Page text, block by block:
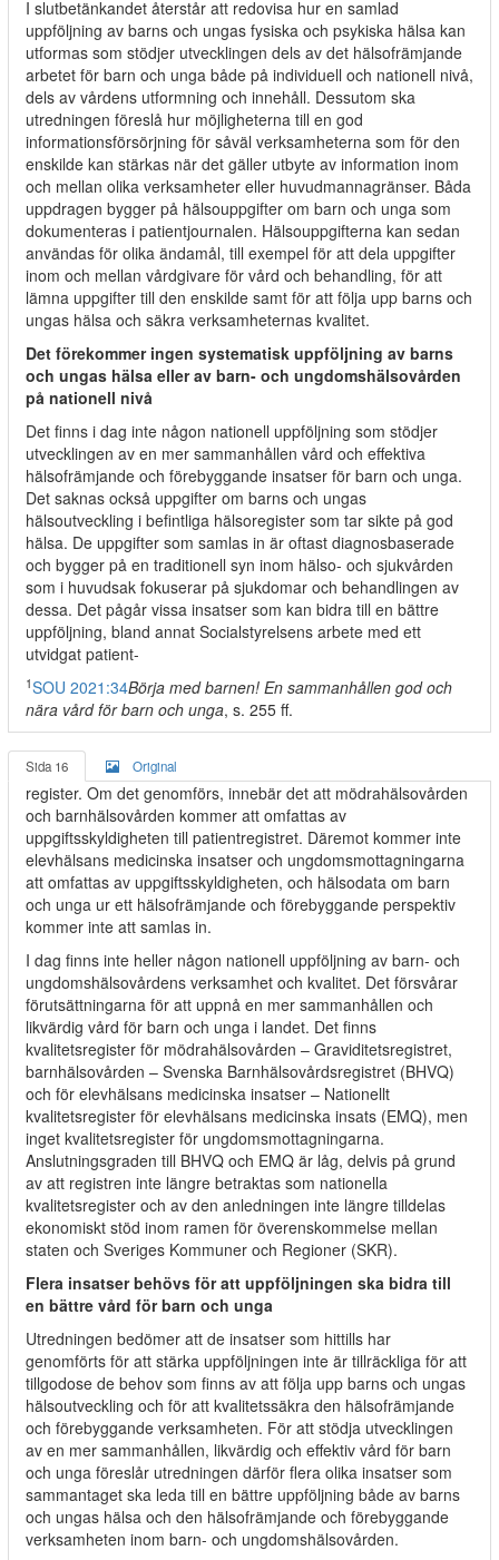
I slutbetänkandet återstår att redovisa hur en samlad
uppföljning av barns och ungas fysiska och psykiska hälsa kan
utformas som stödjer utvecklingen dels av det hälsofrämjande
arbetet för barn och unga både på individuell och nationell nivå,
dels av vårdens utformning och innehåll. Dessutom ska
utredningen föreslå hur möjligheterna till en god
informationsförsörjning för såväl verksamheterna som för den
enskilde kan stärkas när det gäller utbyte av information inom
och mellan olika verksamheter eller huvudmannagränser. Båda
uppdragen bygger på hälsouppgifter om barn och unga som
dokumenteras i patientjournalen. Hälsouppgifterna kan sedan
användas för olika ändamål, till exempel för att dela uppgifter
inom och mellan vårdgivare för vård och behandling, för att
lämna uppgifter till den enskilde samt för att följa upp barns och
ungas hälsa och säkra verksamheternas kvalitet.
Det förekommer ingen systematisk uppföljning av barns
och ungas hälsa eller av barn- och ungdomshälsovården
på nationell nivå
Det finns i dag inte någon nationell uppföljning som stödjer
utvecklingen av en mer sammanhållen vård och effektiva
hälsofrämjande och förebyggande insatser för barn och unga.
Det saknas också uppgifter om barns och ungas
hälsoutveckling i befintliga hälsoregister som tar sikte på god
hälsa. De uppgifter som samlas in är oftast diagnosbaserade
och bygger på en traditionell syn inom hälso- och sjukvården
som i huvudsak fokuserar på sjukdomar och behandlingen av
dessa. Det pågår vissa insatser som kan bidra till en bättre
uppföljning, bland annat Socialstyrelsens arbete med ett
utvidgat patient-
1SOU 2021:34Börja med barnen! En sammanhållen god och
nära vård för barn och unga, s. 255 ff.
Sida 16 Original
register. Om det genomförs, innebär det att mödrahälsovården
och barnhälsovården kommer att omfattas av
uppgiftsskyldigheten till patientregistret. Däremot kommer inte
elevhälsans medicinska insatser och ungdomsmottagningarna
att omfattas av uppgiftsskyldigheten, och hälsodata om barn
och unga ur ett hälsofrämjande och förebyggande perspektiv
kommer inte att samlas in.
I dag finns inte heller någon nationell uppföljning av barn- och
ungdomshälsovårdens verksamhet och kvalitet. Det försvårar
förutsättningarna för att uppnå en mer sammanhållen och
likvärdig vård för barn och unga i landet. Det finns
kvalitetsregister för mödrahälsovården – Graviditetsregistret,
barnhälsovården – Svenska Barnhälsovårdsregistret (BHVQ)
och för elevhälsans medicinska insatser – Nationellt
kvalitetsregister för elevhälsans medicinska insats (EMQ), men
inget kvalitetsregister för ungdomsmottagningarna.
Anslutningsgraden till BHVQ och EMQ är låg, delvis på grund
av att registren inte längre betraktas som nationella
kvalitetsregister och av den anledningen inte längre tilldelas
ekonomiskt stöd inom ramen för överenskommelse mellan
staten och Sveriges Kommuner och Regioner (SKR).
Flera insatser behövs för att uppföljningen ska bidra till
en bättre vård för barn och unga
Utredningen bedömer att de insatser som hittills har
genomförts för att stärka uppföljningen inte är tillräckliga för att
tillgodose de behov som finns av att följa upp barns och ungas
hälsoutveckling och för att kvalitetssäkra den hälsofrämjande
och förebyggande verksamheten. För att stödja utvecklingen
av en mer sammanhållen, likvärdig och effektiv vård för barn
och unga föreslår utredningen därför flera olika insatser som
sammantaget ska leda till en bättre uppföljning både av barns
och ungas hälsa och den hälsofrämjande och förebyggande
verksamheten inom barn- och ungdomshälsovården.